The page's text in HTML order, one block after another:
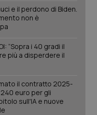
e il perdono di Biden.
non è
“Sopra i 40 gradi il
più a disperdere il
il contratto 2025-
euro per gli
sull'IA e nuove